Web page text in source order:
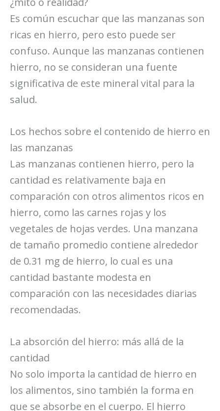
Es común escuchar que las manzanas son
ricas en hierro, pero esto puede ser
confuso. Aunque las manzanas contienen
hierro, no se consideran una fuente
significativa de este mineral vital para la
salud.
Los hechos sobre el contenido de hierro en
las manzanas
Las manzanas contienen hierro, pero la
cantidad es relativamente baja en
comparación con otros alimentos ricos en
hierro, como las carnes rojas y los
vegetales de hojas verdes. Una manzana
de tamaño promedio contiene alrededor
de 0.31 mg de hierro, lo cual es una
cantidad bastante modesta en
comparación con las necesidades diarias
recomendadas.
La absorción del hierro: más allá de la
cantidad
No solo importa la cantidad de hierro en
los alimentos, sino también la forma en
que se absorbe en el cuerpo. El hierro